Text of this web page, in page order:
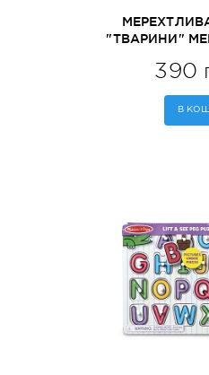
"ТВАРИНИ"
390
В